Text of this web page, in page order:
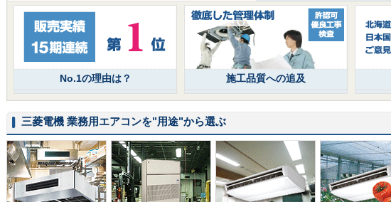
No.1の理由は？ 施工品質への追及
三菱電機 業務用エアコンを"用途"から選ぶ